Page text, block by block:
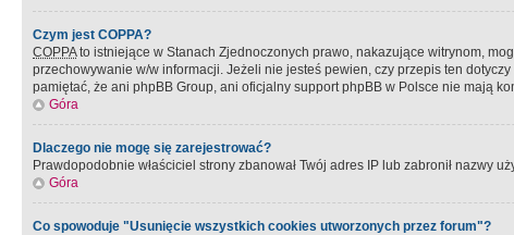
Czym jest COPPA?
COPPAto istniejące w Stanach Zjednoczonych prawo, nakazujące witrynom,
przechowywanie w/w informacji. Jeżeli nie jesteś pewien, czy przepis ten
pamiętać, że ani phpBB Group, ani oficjalny support phpBB w Polsce nie mają
Góra
Dlaczego nie mogę się zarejestrować?
Prawdopodobnie właściciel strony zbanował Twój adres IP lub zabronił nazwy
Góra
Co spowoduje "Usunięcie wszystkich cookies utworzonych przez forum"?